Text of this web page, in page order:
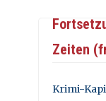
Zeiten
Krimi-